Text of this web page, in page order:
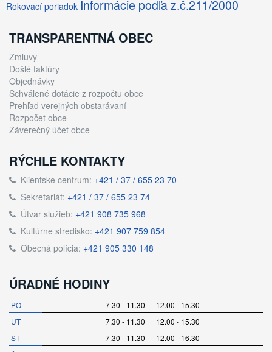
Rokovací poriadok Informácie podľa z.č.211/2000
TRANSPARENTNÁ OBEC
Zmluvy
Došlé faktúry
Objednávky
Schválené dotácie z rozpočtu obce
Prehľad verejných obstarávaní
Rozpočet obce
Záverečný účet obce
RÝCHLE KONTAKTY
Klientske centrum: +421 / 37 / 655 23 70
Sekretariát: +421 / 37 / 655 23 74
Útvar služieb: +421 908 735 968
Kultúrne stredisko: +421 907 759 854
Obecná polícia: +421 905 330 148
ÚRADNÉ HODINY
PO
7.30 - 11.30 12.00 - 15.30
UT
7.30 - 11.30 12.00 - 15.30
ST
7.30 - 11.30 12.00 - 16.30